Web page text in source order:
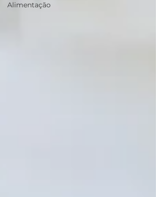
Alimentação